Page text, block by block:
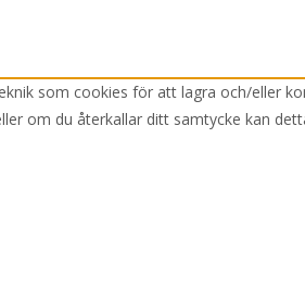
som cookies för att lagra och/eller
om du återkallar ditt samtycke kan